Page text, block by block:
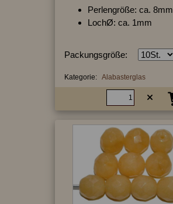
Perlengröße: ca. 8mm
LochØ: ca. 1mm
Packungsgröße:
Kategorie: Alabasterglas